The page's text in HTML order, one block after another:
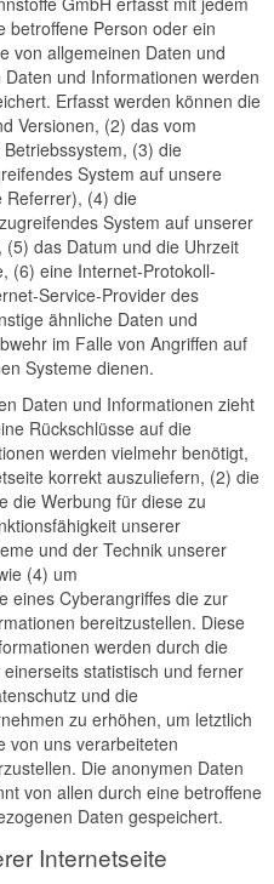
betroffene Person oder ein
von allgemeinen Daten und
und Informationen werden
Erfasst werden können die
Versionen, (2) das vom
(3) die
System auf unsere
Referrer), (4) die
System auf unserer
das Datum und die Uhrzeit
(6) eine Internet-Protokoll-
Service-Provider des
ähnliche Daten und
im Falle von Angriffen auf
Systeme dienen.
Daten und Informationen zieht
Rückschlüsse auf die
werden vielmehr benötigt,
korrekt auszuliefern, (2) die
die Werbung für diese zu
unserer
und der Technik unserer
(4) um
eines Cyberangriffes die zur
bereitzustellen. Diese
werden durch die
statistisch und ferner
und die
zu erhöhen, um letztlich
von uns verarbeiteten
Die anonymen Daten
von allen durch eine betroffene
Daten gespeichert.
Internetseite